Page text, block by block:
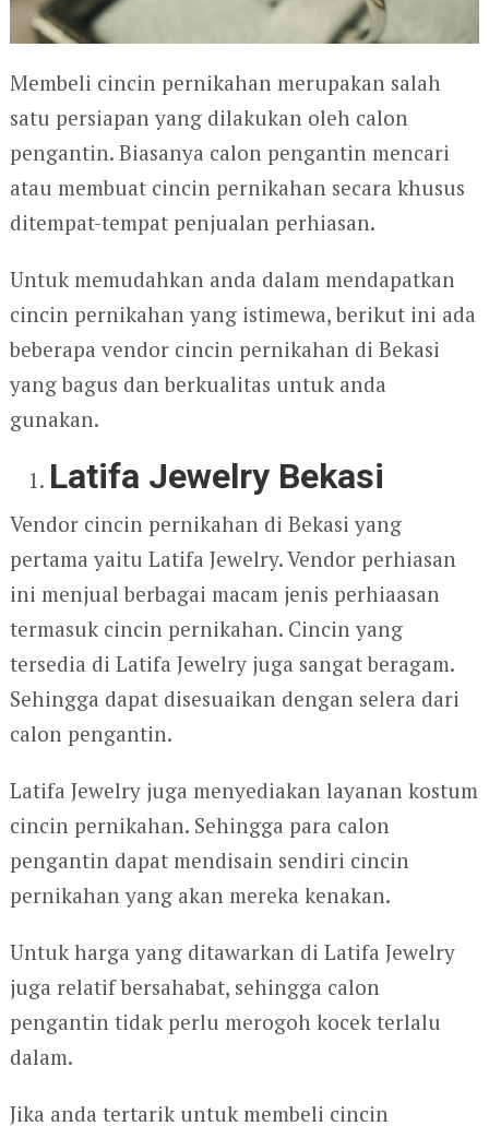
Membeli cincin pernikahan merupakan salah
satu persiapan yang dilakukan oleh calon
pengantin. Biasanya calon pengantin mencari
atau membuat cincin pernikahan secara khusus
ditempat-tempat penjualan perhiasan.
Untuk memudahkan anda dalam mendapatkan
cincin pernikahan yang istimewa, berikut ini ada
beberapa vendor cincin pernikahan di Bekasi
yang bagus dan berkualitas untuk anda
gunakan.
Latifa Jewelry Bekasi
Vendor cincin pernikahan di Bekasi yang
pertama yaitu Latifa Jewelry. Vendor perhiasan
ini menjual berbagai macam jenis perhiaasan
termasuk cincin pernikahan. Cincin yang
tersedia di Latifa Jewelry juga sangat beragam.
Sehingga dapat disesuaikan dengan selera dari
calon pengantin.
Latifa Jewelry juga menyediakan layanan kostum
cincin pernikahan. Sehingga para calon
pengantin dapat mendisain sendiri cincin
pernikahan yang akan mereka kenakan.
Untuk harga yang ditawarkan di Latifa Jewelry
juga relatif bersahabat, sehingga calon
pengantin tidak perlu merogoh kocek terlalu
dalam.
Jika anda tertarik untuk membeli cincin